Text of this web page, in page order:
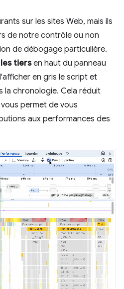
sur les sites Web, mais ils
de notre contrôle ou non
de débogage particulière.
tiersen haut du panneau
en gris le script et
la chronologie. Cela réduit
permet de vous
aux performances des